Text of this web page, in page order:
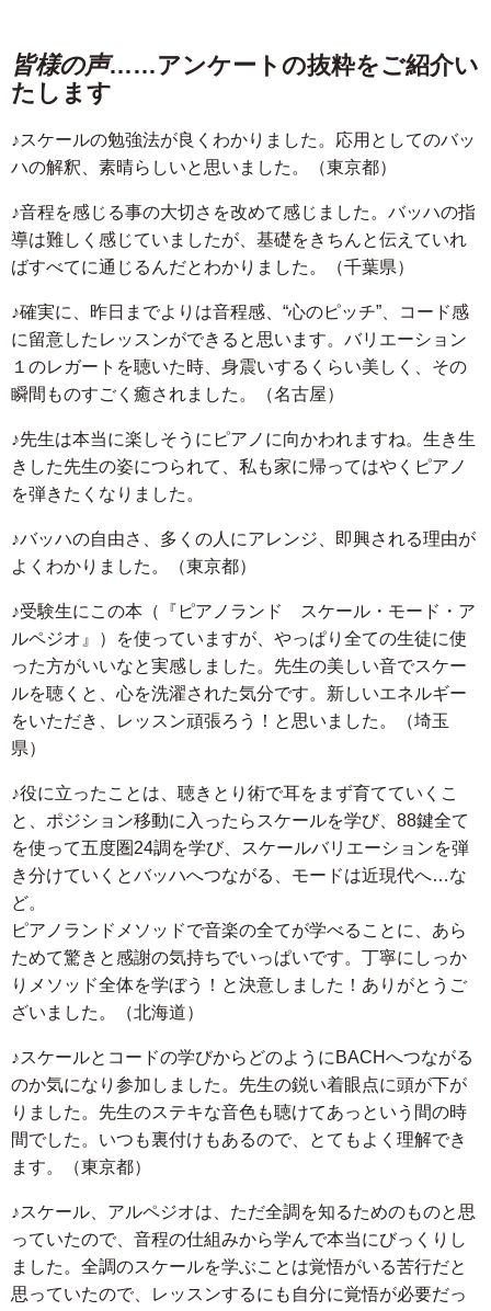
皆様の声……アンケートの抜粋をご紹介い
たします
♪スケールの勉強法が良くわかりました。応用としてのバッ
ハの解釈、素晴らしいと思いました。（東京都）
♪音程を感じる事の大切さを改めて感じました。バッハの指
導は難しく感じていましたが、基礎をきちんと伝えていれ
ばすべてに通じるんだとわかりました。（千葉県）
♪確実に、昨日までよりは音程感、“心のピッチ”、コード感
に留意したレッスンができると思います。バリエーション
１のレガートを聴いた時、身震いするくらい美しく、その
瞬間ものすごく癒されました。（名古屋）
♪先生は本当に楽しそうにピアノに向かわれますね。生き生
きした先生の姿につられて、私も家に帰ってはやくピアノ
を弾きたくなりました。
♪バッハの自由さ、多くの人にアレンジ、即興される理由が
よくわかりました。（東京都）
♪受験生にこの本（『ピアノランド スケール・モード・ア
ルペジオ』）を使っていますが、やっぱり全ての生徒に使
った方がいいなと実感しました。先生の美しい音でスケー
ルを聴くと、心を洗濯された気分です。新しいエネルギー
をいただき、レッスン頑張ろう！と思いました。（埼玉
県）
♪役に立ったことは、聴きとり術で耳をまず育てていくこ
と、ポジション移動に入ったらスケールを学び、88鍵全て
を使って五度圏24調を学び、スケールバリエーションを弾
き分けていくとバッハへつながる、モードは近現代へ…な
ど。
ピアノランドメソッドで音楽の全てが学べることに、あら
ためて驚きと感謝の気持ちでいっぱいです。丁寧にしっか
りメソッド全体を学ぼう！と決意しました！ありがとうご
ざいました。（北海道）
♪スケールとコードの学びからどのようにBACHへつながる
のか気になり参加しました。先生の鋭い着眼点に頭が下が
りました。先生のステキな音色も聴けてあっという間の時
間でした。いつも裏付けもあるので、とてもよく理解でき
ます。（東京都）
♪スケール、アルペジオは、ただ全調を知るためのものと思
っていたので、音程の仕組みから学んで本当にびっくりし
ました。全調のスケールを学ぶことは覚悟がいる苦行だと
思っていたので、レッスンするにも自分に覚悟が必要だっ